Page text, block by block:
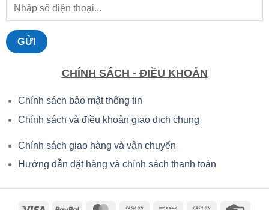
CHÍNH SÁCH - ĐIỀU KHOẢN
Chính sách bảo mật thông tin
Chính sách và điều khoản giao dịch chung
Chính sách giao hàng và vận chuyển
Hướng dẫn đặt hàng và chính sách thanh toán